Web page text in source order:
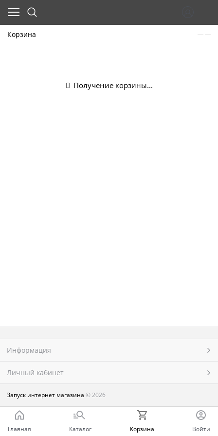
Корзина
Получение корзины...
Информация
Личный кабинет
Запуск интернет магазина © 2026
Главная Каталог Корзина Войти